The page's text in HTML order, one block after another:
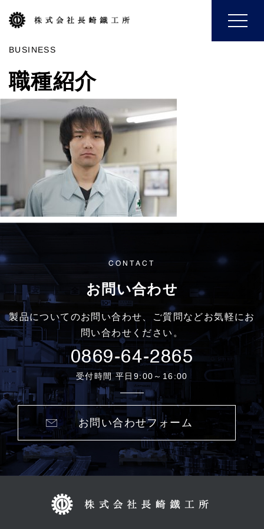
Toggle
BUSINESS
職種紹介
CONTACT
お問い合わせ
製品についてのお問い合わせ、ご質問などお気軽にお
問い合わせください。
0869-64-2865
受付時間 平日9:00～16:00
お問い合わせフォーム